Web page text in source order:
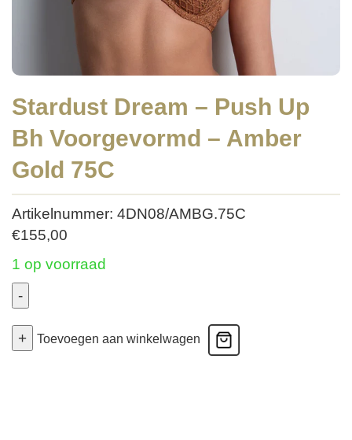
Stardust Dream – Push Up
Bh Voorgevormd – Amber
Gold 75C
Artikelnummer: 4DN08/AMBG.75C
€155,00
1 op voorraad
-
Dream
+ Toevoegen aan winkelwagen